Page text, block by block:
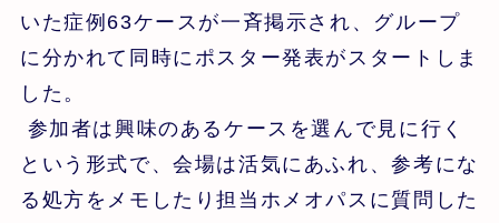
いた症例63ケースが一斉掲示され、グループ
に分かれて同時にポスター発表がスタートしま
した。
参加者は興味のあるケースを選んで見に行く
という形式で、会場は活気にあふれ、参考にな
る処方をメモしたり担当ホメオパスに質問した